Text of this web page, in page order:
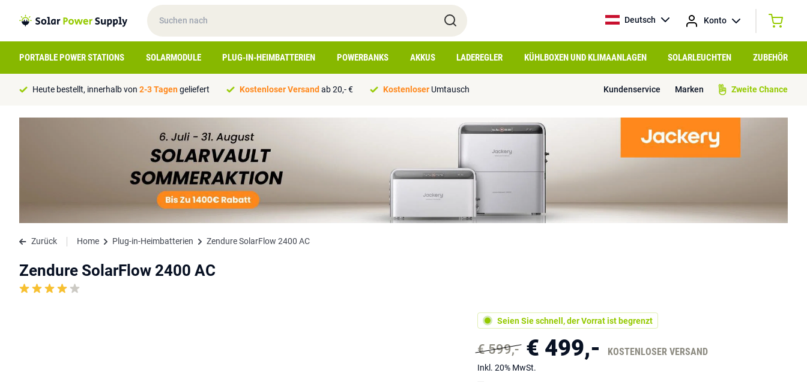
Deutsch Konto
PORTABLE POWER STATIONS SOLARMODULE PLUG-IN-HEIMBATTERIEN POWERBANKS AKKUS LADEREGLER KÜHLBOXEN UND KLIMAANLAGEN SOLARLEUCHTEN ZUBEHÖR
Heute bestellt, innerhalb von 2-3 Tagengeliefert Kostenloser Versand ab 20,- € Kostenloser Umtausch Kundenservice Marken Zweite Chance
Zurück Home Plug-in-Heimbatterien Zendure SolarFlow 2400 AC
Zendure SolarFlow 2400 AC
Seien Sie schnell, der Vorrat ist begrenzt
€ 599,- € 499,- KOSTENLOSER VERSAND
Inkl. 20% MwSt.